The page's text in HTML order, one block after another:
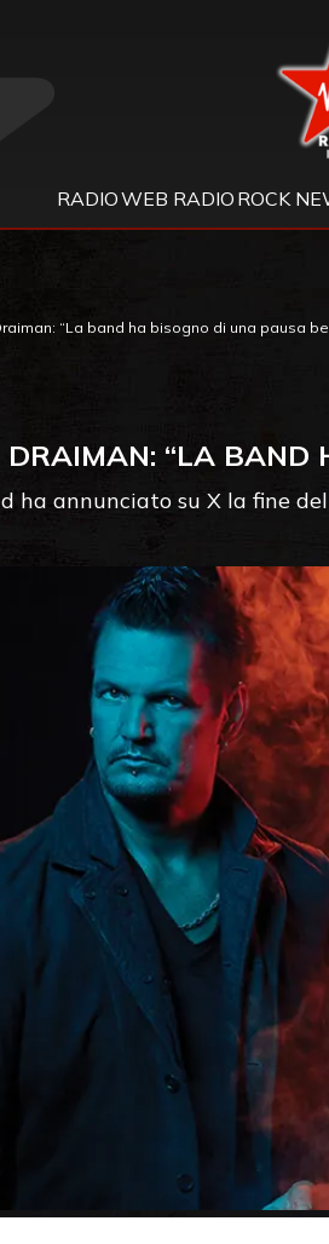
RADIOWEB RADIO ROCK
“La band ha bisogno di una pausa
“LA
ha annunciato su X la fine